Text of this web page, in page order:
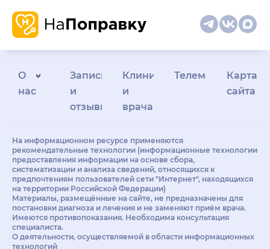
О
нас
Запись
и
отзывы
Клиникам
и
врачам
Телемедицина
Карта
сайта
На информационном ресурсе применяются
рекомендательные технологии (информационные технологии
предоставления информации на основе сбора,
систематизации и анализа сведений, относящихся к
предпочтениям пользователей сети "Интернет", находящихся
на территории Российской Федерации)
Материалы, размещённые на сайте, не предназначены для
постановки диагноза и лечения и не заменяют приём врача.
Имеются противопоказания. Необходима консультация
специалиста.
О деятельности, осуществляемой в области информационных
технологий